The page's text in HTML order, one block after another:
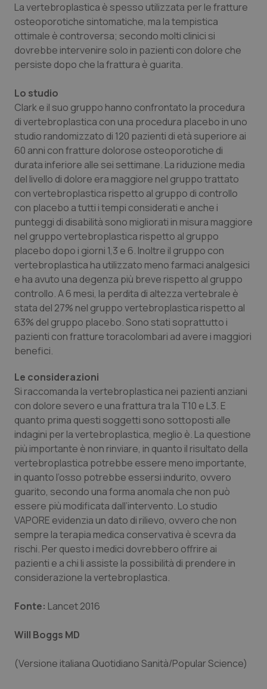
Lazio
Liguria
Marche
Molise
Piemonte
Provincia Autonoma di Bolzano
Provincia Autonoma di Trento
Puglia
Sardegna
Sicilia
Umbria
Valle D’Aosta
Veneto
Diabete & glucometri
Disturbi dell’umore
Donna & Salute
Epatiti
HIV
Infezioni & Febbre
Ipertensione & Scompenso
Malattie rare
Malattia di Crohn & Rettocolite Ulcerosa
Neuroscienze & patologie neurodegenerative
Oftalmologia
Oncodermatologia
Oncoematologia
Oncologia & Nutrizione
Psoriasi & pelle
Quotidiano Cardiologia
Quotidiano Chirurgia
Quotidiano Oncologia
Quotidiano Pediatria
Rene & patologie urogenitali
La vertebroplastica è spesso utilizzata per le fratture
osteoporotiche sintomatiche, ma la tempistica
ottimale è controversa; secondo molti clinici si
dovrebbe intervenire solo in pazienti con dolore che
persiste dopo che la frattura è guarita.
Lo studio
Clark e il suo gruppo hanno confrontato la procedura
di vertebroplastica con una procedura placebo in uno
studio randomizzato di 120 pazienti di età superiore ai
60 anni con fratture dolorose osteoporotiche di
durata inferiore alle sei settimane. La riduzione media
del livello di dolore era maggiore nel gruppo trattato
con vertebroplastica rispetto al gruppo di controllo
con placebo a tutti i tempi considerati e anche i
punteggi di disabilità sono migliorati in misura maggiore
nel gruppo vertebroplastica rispetto al gruppo
placebo dopo i giorni 1,3 e 6. Inoltre il gruppo con
vertebroplastica ha utilizzato meno farmaci analgesici
e ha avuto una degenza più breve rispetto al gruppo
controllo. A 6 mesi, la perdita di altezza vertebrale è
stata del 27% nel gruppo vertebroplastica rispetto al
63% del gruppo placebo. Sono stati soprattutto i
pazienti con fratture toracolombari ad avere i maggiori
benefici.
Le considerazioni
Si raccomanda la vertebroplastica nei pazienti anziani
con dolore severo e una frattura tra la T10 e L3. E
quanto prima questi soggetti sono sottoposti alle
indagini per la vertebroplastica, meglio è. La questione
più importante è non rinviare, in quanto il risultato della
vertebroplastica potrebbe essere meno importante,
in quanto l’osso potrebbe essersi indurito, ovvero
guarito, secondo una forma anomala che non può
essere più modificata dall’intervento. Lo studio
VAPORE evidenzia un dato di rilievo, ovvero che non
sempre la terapia medica conservativa è scevra da
rischi. Per questo i medici dovrebbero offrire ai
pazienti e a chi li assiste la possibilità di prendere in
considerazione la vertebroplastica.
Fonte: Lancet 2016
Will Boggs MD
(Versione italiana Quotidiano Sanità/Popular Science)